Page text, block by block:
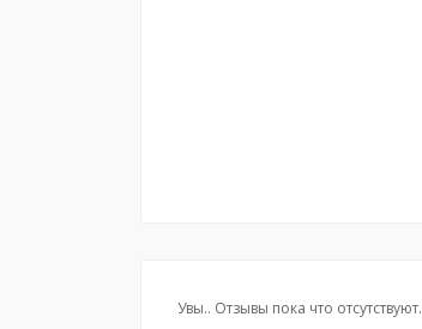
Увы.. Отзывы пока что отсутствуют.